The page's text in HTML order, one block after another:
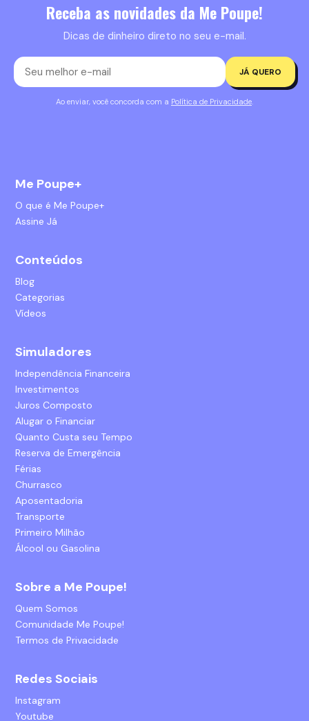
Receba as novidades da Me Poupe!
Dicas de dinheiro direto no seu e-mail.
JÁ QUERO
Ao enviar, você concorda com a Política de Privacidade
Me Poupe+
O que é Me Poupe+
Assine Já
Conteúdos
Blog
Categorias
Vídeos
Simuladores
Independência Financeira
Investimentos
Juros Composto
Alugar o Financiar
Quanto Custa seu Tempo
Reserva de Emergência
Férias
Churrasco
Aposentadoria
Transporte
Primeiro Milhão
Álcool ou Gasolina
Sobre a Me Poupe!
Quem Somos
Comunidade Me Poupe!
Termos de Privacidade
Redes Sociais
Instagram
Youtube